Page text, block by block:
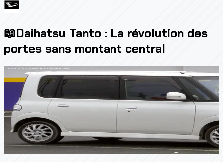
📖Daihatsu Tanto : La révolution des
portes sans montant central